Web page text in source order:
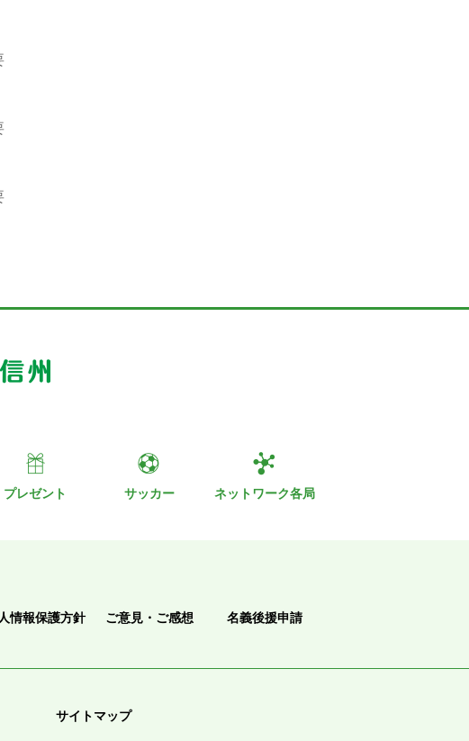
プレゼント サッカー ネットワーク各局
情報保護方針 ご意見・ご感想 名義後援申請
サイトマップ